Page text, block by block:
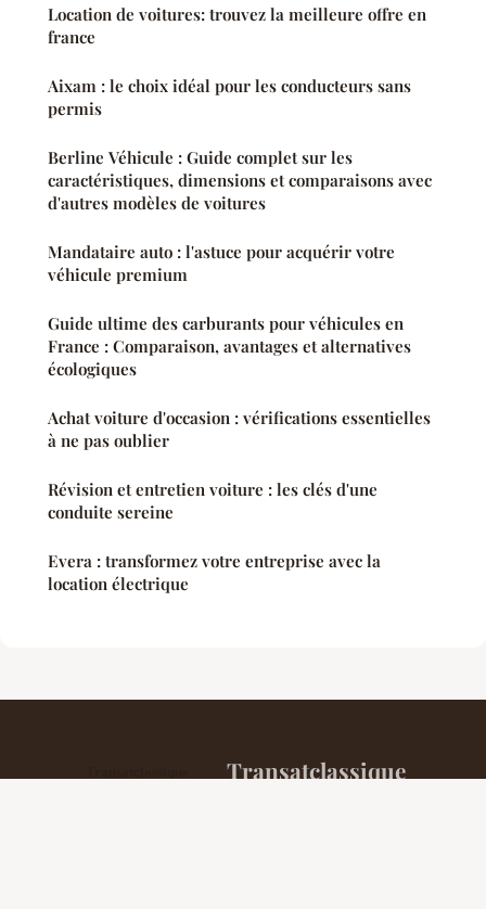
Location de voitures: trouvez la meilleure offre en
france
Aixam : le choix idéal pour les conducteurs sans
permis
Berline Véhicule : Guide complet sur les
caractéristiques, dimensions et comparaisons avec
d'autres modèles de voitures
Mandataire auto : l'astuce pour acquérir votre
véhicule premium
Guide ultime des carburants pour véhicules en
France : Comparaison, avantages et alternatives
écologiques
Achat voiture d'occasion : vérifications essentielles
à ne pas oublier
Révision et entretien voiture : les clés d'une
conduite sereine
Evera : transformez votre entreprise avec la
location électrique
Transatclassique